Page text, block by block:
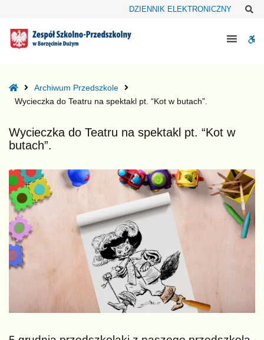
Teatru
butach”.
DZIENNIK ELEKTRONICZNY
HomeArchiwum Przedszkole
Wycieczka do Teatru na spektakl pt. “Kot w butach”.
Wycieczka do Teatru na spektakl pt. “Kot w
butach”.